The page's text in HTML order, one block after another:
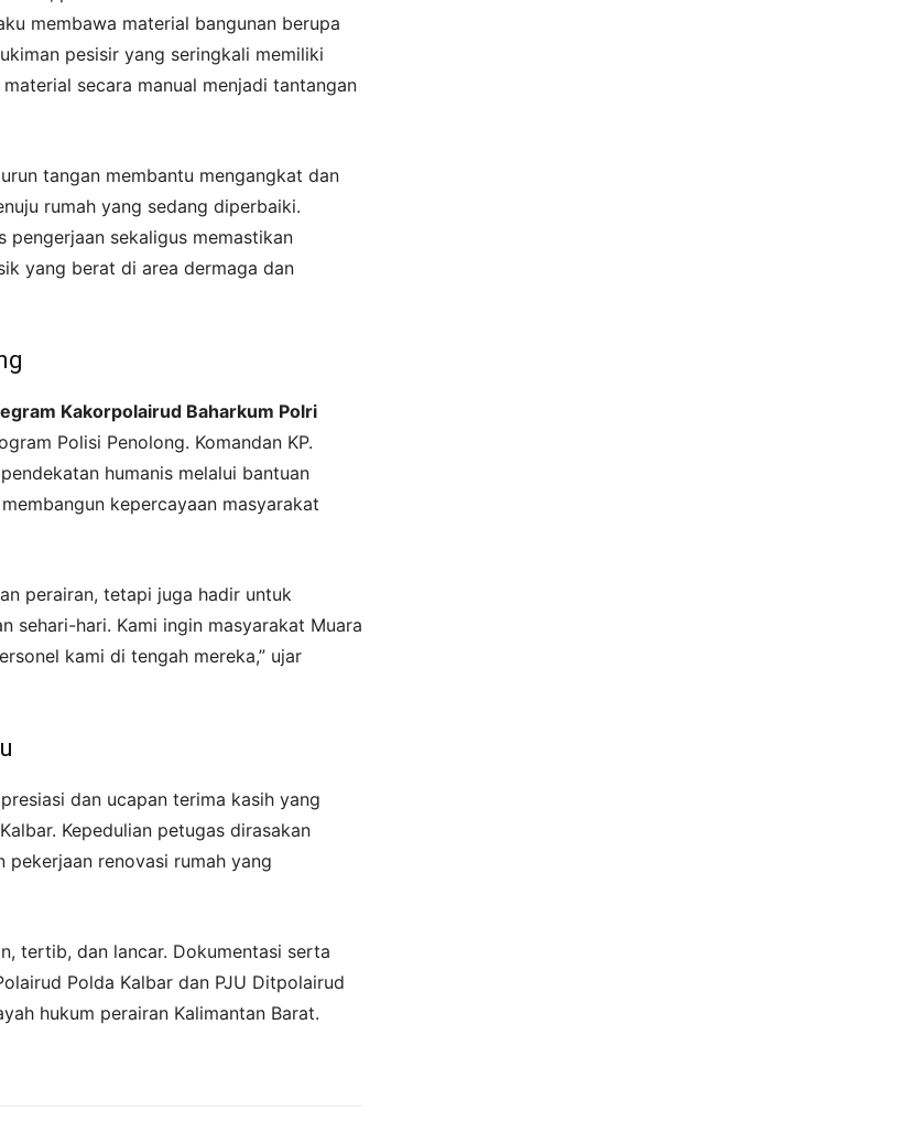
membawa material bangunan berupa
pesisir yang seringkali memiliki
secara manual menjadi tantangan
tangan membantu mengangkat dan
rumah yang sedang diperbaiki.
pengerjaan sekaligus memastikan
yang berat di area dermaga dan
Kakorpolairud Baharkum Polri
Polisi Penolong. Komandan KP.
humanis melalui bantuan
kepercayaan masyarakat
perairan, tetapi juga hadir untuk
sehari-hari. Kami ingin masyarakat Muara
kami di tengah mereka,” ujar
dan ucapan terima kasih yang
Kepedulian petugas dirasakan
pekerjaan renovasi rumah yang
tertib, dan lancar. Dokumentasi serta
Polda Kalbar dan PJU Ditpolairud
hukum perairan Kalimantan Barat.